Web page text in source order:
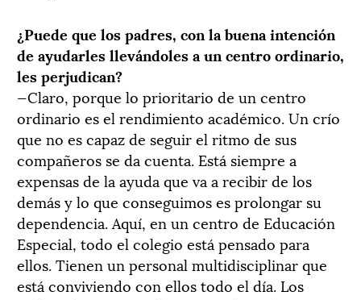
¿Puede que los padres, con la buena intención
de ayudarles llevándoles a un centro ordinario,
les perjudican?
—Claro, porque lo prioritario de un centro
ordinario es el rendimiento académico. Un crío
que no es capaz de seguir el ritmo de sus
compañeros se da cuenta. Está siempre a
expensas de la ayuda que va a recibir de los
demás y lo que conseguimos es prolongar su
dependencia. Aquí, en un centro de Educación
Especial, todo el colegio está pensado para
ellos. Tienen un personal multidisciplinar que
está conviviendo con ellos todo el día. Los